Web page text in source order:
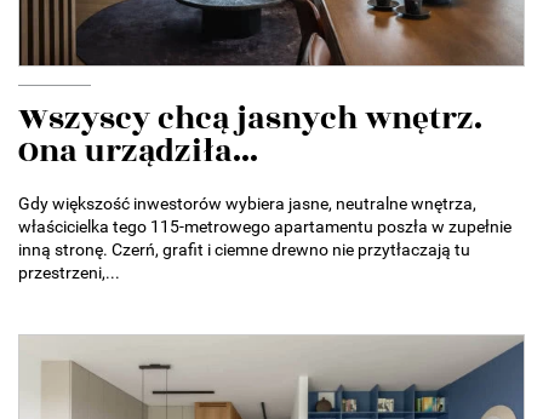
Wszyscy chcą jasnych wnętrz.
Ona urządziła...
Gdy większość inwestorów wybiera jasne, neutralne wnętrza,
właścicielka tego 115-metrowego apartamentu poszła w zupełnie
inną stronę. Czerń, grafit i ciemne drewno nie przytłaczają tu
przestrzeni,...